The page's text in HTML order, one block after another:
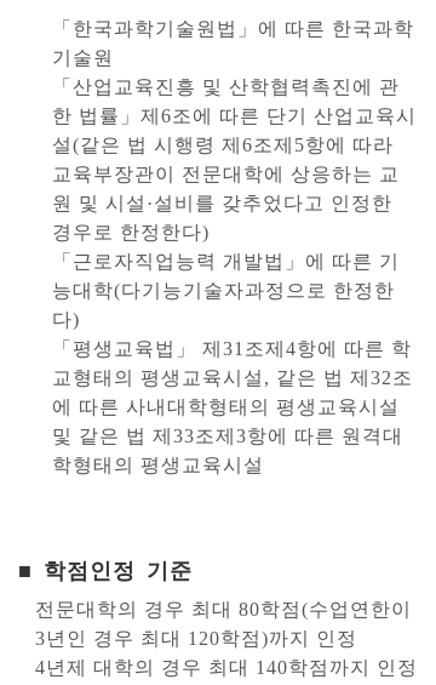
「한국과학기술원법」에 따른 한국과학
기술원
「산업교육진흥 및 산학협력촉진에 관
한 법률」제6조에 따른 단기 산업교육시
설(같은 법 시행령 제6조제5항에 따라
교육부장관이 전문대학에 상응하는 교
원 및 시설·설비를 갖추었다고 인정한
경우로 한정한다)
「근로자직업능력 개발법」에 따른 기
능대학(다기능기술자과정으로 한정한
다)
「평생교육법」 제31조제4항에 따른 학
교형태의 평생교육시설, 같은 법 제32조
에 따른 사내대학형태의 평생교육시설
및 같은 법 제33조제3항에 따른 원격대
학형태의 평생교육시설
■ 학점인정 기준
전문대학의 경우 최대 80학점(수업연한이
3년인 경우 최대 120학점)까지 인정
4년제 대학의 경우 최대 140학점까지 인정